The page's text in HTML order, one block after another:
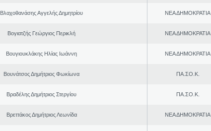
Βλαχοθανάσης Αγγελής Δημητρίου ΝΕΑ ΔΗΜΟΚΡΑΤΙΑ
Βογιατζής Γεώργιος Περικλή ΝΕΑ ΔΗΜΟΚΡΑΤΙΑ
Βουγιουκλάκης Ηλίας Ιωάννη ΝΕΑ ΔΗΜΟΚΡΑΤΙΑ
Βουνάτσος Δημήτριος Φωκίωνα ΠΑ.ΣΟ.Κ.
Βραδέλης Δημήτριος Στεργίου ΠΑ.ΣΟ.Κ.
Βρεττάκος Δημήτριος Λεωνίδα ΝΕΑ ΔΗΜΟΚΡΑΤΙΑ